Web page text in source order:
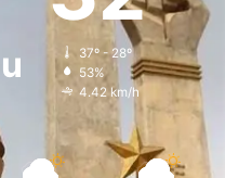
g
r
k
37º - 28º
53%
4.42 km/h